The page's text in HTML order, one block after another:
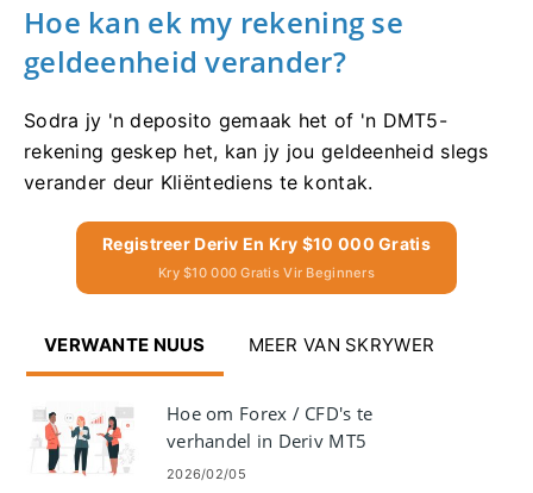
Hoe kan ek my rekening se
geldeenheid verander?
Sodra jy 'n deposito gemaak het of 'n DMT5-
rekening geskep het, kan jy jou geldeenheid slegs
verander deur Kliëntediens te kontak.
Registreer Deriv En Kry $10 000 Gratis
Kry $10 000 Gratis Vir Beginners
VERWANTE NUUS MEER VAN SKRYWER
Hoe om Forex / CFD's te
verhandel in Deriv MT5
2026/02/05